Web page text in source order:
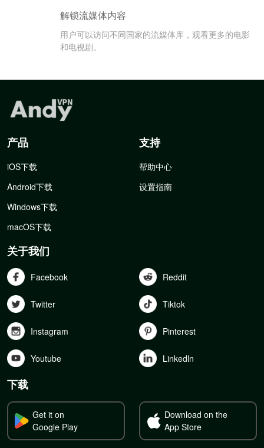
解锁流媒体内容
用户可以访问不同国家的流媒体库，观看更多的电影
和电视剧。
产品
iOS下载
Android下载
Windows下载
macOS下载
支持
帮助中心
设置指南
关于我们
Facebook Reddit
Twitter Tiktok
Instagram Pinterest
Youtube Linkedln
下载
Get it on
Google Play
Download on the
App Store